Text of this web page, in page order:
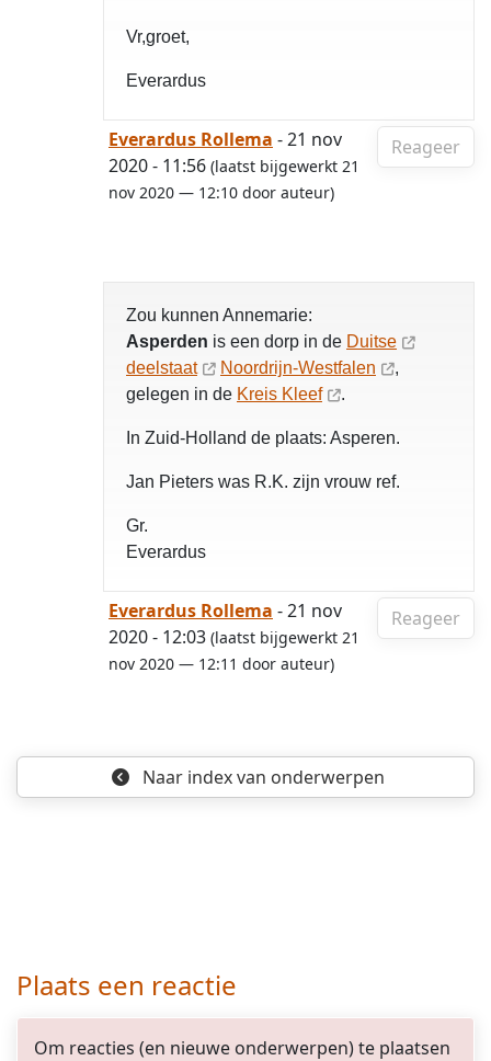
Vr,groet,
Everardus
Reageer
Everardus Rollema - 21 nov
2020 - 11:56 (laatst bijgewerkt 21
nov 2020 — 12:10 door auteur)
Zou kunnen Annemarie:
Asperden is een dorp in de Duitse
deelstaat
Noordrijn-Westfalen
,
gelegen in de Kreis Kleef .
In Zuid-Holland de plaats: Asperen.
Jan Pieters was R.K. zijn vrouw ref.
Gr.
Everardus
Reageer
Everardus Rollema - 21 nov
2020 - 12:03 (laatst bijgewerkt 21
nov 2020 — 12:11 door auteur)
Naar indexvan onderwerpen
Plaats een reactie
Om reacties (en nieuwe onderwerpen) te plaatsen